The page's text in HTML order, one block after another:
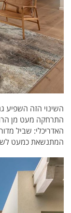
השינוי הזה השפיע
התרחקה מעט מן
האדריכלי: שביל
המתנשאת כמעט